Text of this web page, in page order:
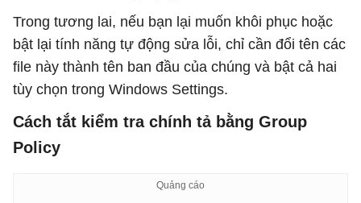
Trong tương lai, nếu bạn lại muốn khôi phục hoặc
bật lại tính năng tự động sửa lỗi, chỉ cần đổi tên các
file này thành tên ban đầu của chúng và bật cả hai
tùy chọn trong Windows Settings.
Cách tắt kiểm tra chính tả bằng Group
Policy